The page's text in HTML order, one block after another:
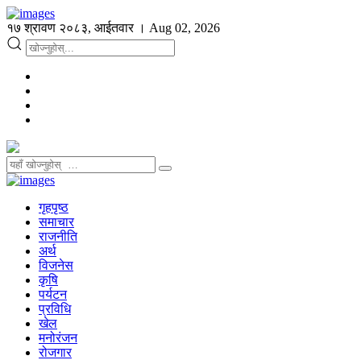
१७ श्रावण २०८३, आईतवार । Aug 02, 2026
गृहपृष्ठ
समाचार
राजनीति
अर्थ
विजनेस
कृषि
पर्यटन
प्रविधि
खेल
मनोरंजन
रोजगार